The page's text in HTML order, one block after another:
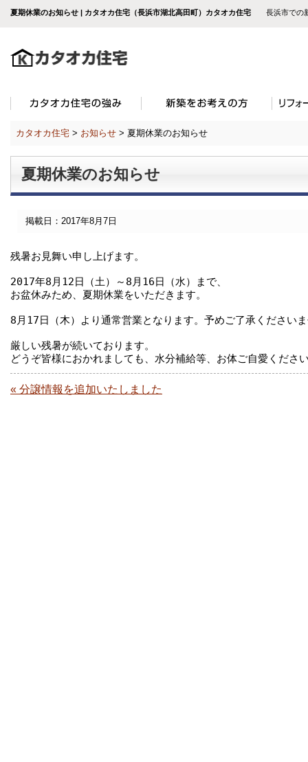
夏期休業のお知らせ | カタオカ住宅（長浜市湖北高田町）カタオカ住宅 長浜市での新
カタオカ住宅 > お知らせ > 夏期休業のお知らせ
夏期休業のお知らせ
掲載日：2017年8月7日
残暑お見舞い申し上げます。
2017年8月12日（土）～8月16日（水）まで、
お盆休みため、夏期休業をいただきます。
8月17日（木）より通常営業となります。予めご了承ください
厳しい残暑が続いております。
« 分譲情報を追加いたしました